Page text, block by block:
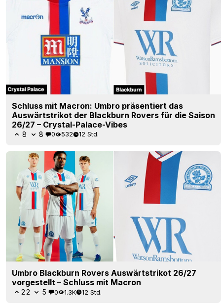
Schluss mit Macron: Umbro präsentiert das
Auswärtstrikot der Blackburn Rovers für die Saison
26/27 – Crystal-Palace-Vibes
8 8 0 532 12 Std.
Umbro Blackburn Rovers Auswärtstrikot 26/27
vorgestellt – Schluss mit Macron
22 5 0 1.3K 12 Std.